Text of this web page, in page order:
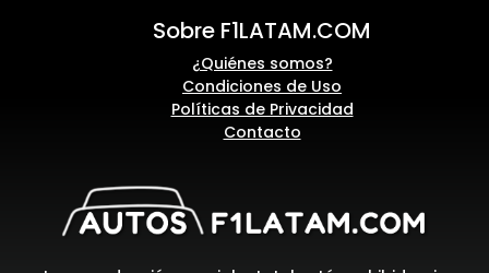
Sobre F1LATAM.COM
¿Quiénes somos?
Condiciones de Uso
Políticas de Privacidad
Contacto